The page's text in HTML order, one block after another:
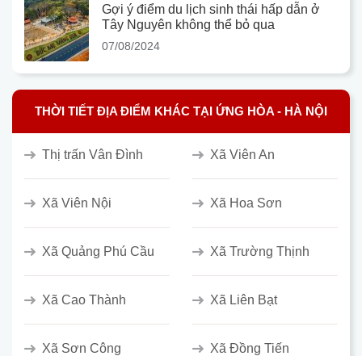
Gợi ý điểm du lịch sinh thái hấp dẫn ở
Tây Nguyên không thể bỏ qua
07/08/2024
THỜI TIẾT ĐỊA ĐIỂM KHÁC TẠI ỨNG HÒA - HÀ NỘI
Thị trấn Vân Đình Xã Viên An
Xã Viên Nội Xã Hoa Sơn
Xã Quảng Phú Cầu Xã Trường Thịnh
Xã Cao Thành Xã Liên Bạt
Xã Sơn Công Xã Đồng Tiến